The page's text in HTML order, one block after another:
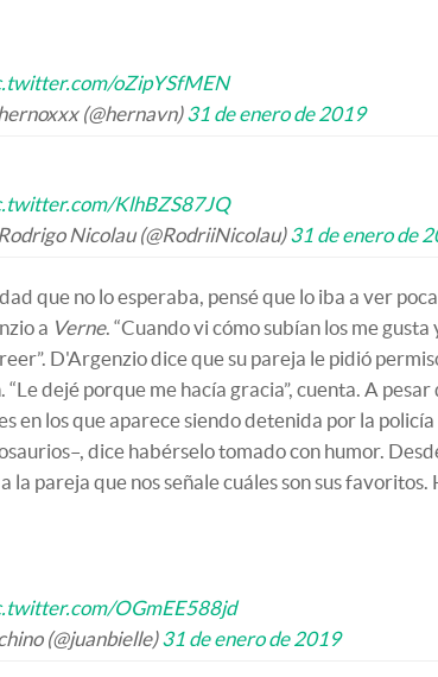
oZipYSfMEN
(@hernavn)31 de enero de 2019
KlhBZS87JQ
Nicolau (@RodriiNicolau)31 de enero de
que no lo esperaba, pensé que lo iba a ver
a Verne. “Cuando vi cómo subían los me
D'Argenzio dice que su pareja le pidió
“Le dejé porque me hacía gracia”, cuenta. A
en los que aparece siendo detenida por la
dice habérselo tomado con humor.
la pareja que nos señale cuáles son sus
OGmEE588jd
(@juanbielle)31 de enero de 2019